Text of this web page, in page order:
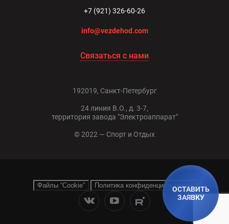
ОСТАВИТЬ
ЗАЯВКУ
+7 (921) 326-60-26
info@vezdehod.com
Связаться с нами
192019, Санкт-Петербург
24 линия В.О., д. 3-7,
территория завода "Электроаппарат"
© 2022 — Спорт и Отдых
Файлы “Cookie” Политика конфиденциальности